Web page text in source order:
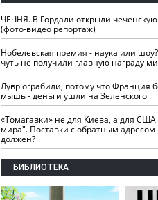
ЧЕЧНЯ. В Гордали открыли
(фото-видео репортаж)
Нобелевская премия - наука или
чуть не получили главную награду
Лувр ограбили, потому что Франция
мышь - деньги ушли на Зеленского
«Томагавки» не для Киева, а для
мира". Поставки с обратным адресом
должен?
БИБЛИОТЕКА